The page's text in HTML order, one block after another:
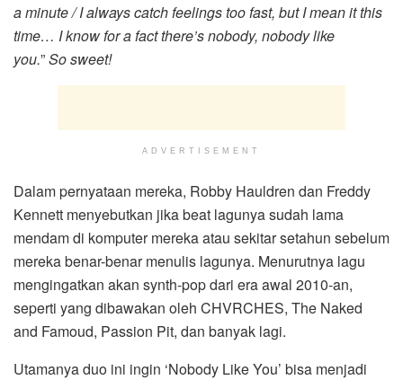
a minute / I always catch feelings too fast, but I mean it this
time… I know for a fact there’s nobody, nobody like
you.”So sweet!
ADVERTISEMENT
Dalam pernyataan mereka, Robby Hauldren dan Freddy
Kennett menyebutkan jika beat lagunya sudah lama
mendam di komputer mereka atau sekitar setahun sebelum
mereka benar-benar menulis lagunya. Menurutnya lagu
mengingatkan akan synth-pop dari era awal 2010-an,
seperti yang dibawakan oleh CHVRCHES, The Naked
and Famoud, Passion Pit, dan banyak lagi.
Utamanya duo ini ingin ‘Nobody Like You’ bisa menjadi